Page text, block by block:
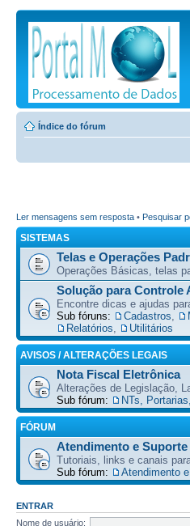
Índice do fórum
Ler mensagens sem resposta • Pesquisar
SISTEMAS
Telas e Operações
Operações Básicas, telas
Solução para Controle
Encontre dicas e ajudas
Sub fóruns:
Cadastros
Relatórios
Utilitários
AVISOS / ALTERAÇÕES LEGAIS
Nota Fiscal Eletrônica
Alterações de Legislação,
Sub fórum:
NTs,
FÓRUM
Atendimento e Suporte
Tutoriais, links e canais
Sub fórum:
Atendimento
ENTRAR
Nome de usuário: